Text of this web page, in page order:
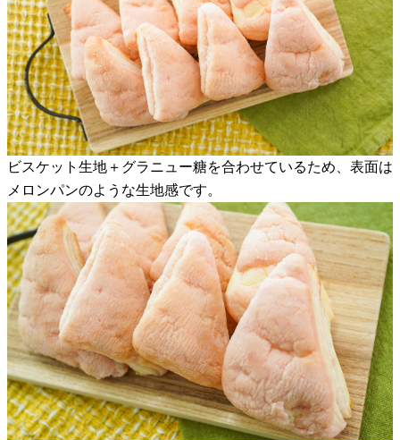
ビスケット生地＋グラニュー糖を合わせているため、表面は
メロンパンのような生地感です。